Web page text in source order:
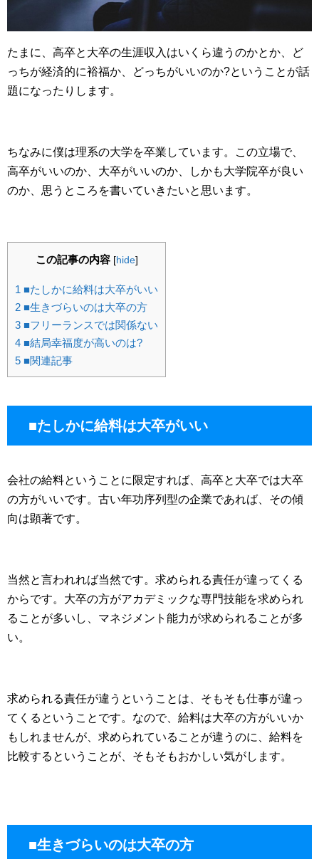
たまに、高卒と大卒の生涯収入はいくら違うのかとか、ど
っちが経済的に裕福か、どっちがいいのか?ということが話
題になったりします。
ちなみに僕は理系の大学を卒業しています。この立場で、
高卒がいいのか、大卒がいいのか、しかも大学院卒が良い
のか、思うところを書いていきたいと思います。
この記事の内容 [hide]
1 ■たしかに給料は大卒がいい
2 ■生きづらいのは大卒の方
3 ■フリーランスでは関係ない
4 ■結局幸福度が高いのは?
5 ■関連記事
■たしかに給料は大卒がいい
会社の給料ということに限定すれば、高卒と大卒では大卒
の方がいいです。古い年功序列型の企業であれば、その傾
向は顕著です。
当然と言われれば当然です。求められる責任が違ってくる
からです。大卒の方がアカデミックな専門技能を求められ
ることが多いし、マネジメント能力が求められることが多
い。
求められる責任が違うということは、そもそも仕事が違っ
てくるということです。なので、給料は大卒の方がいいか
もしれませんが、求められていることが違うのに、給料を
比較するということが、そもそもおかしい気がします。
■生きづらいのは大卒の方